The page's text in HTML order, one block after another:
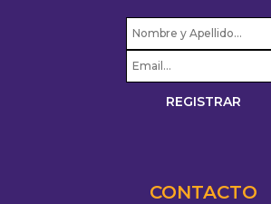
CONTACTO